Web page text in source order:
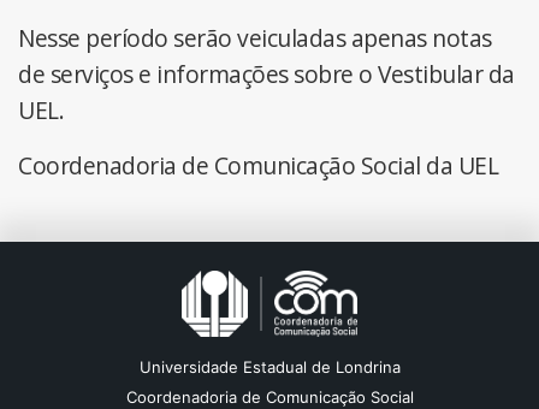
Nesse período serão veiculadas apenas notas
de serviços e informações sobre o Vestibular da
UEL.
Coordenadoria de Comunicação Social da UEL
Universidade Estadual de Londrina
Coordenadoria de Comunicação Social